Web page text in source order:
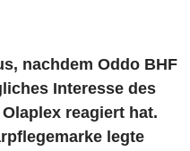
nachdem Oddo BHF
Interesse des
reagiert hat.
legte